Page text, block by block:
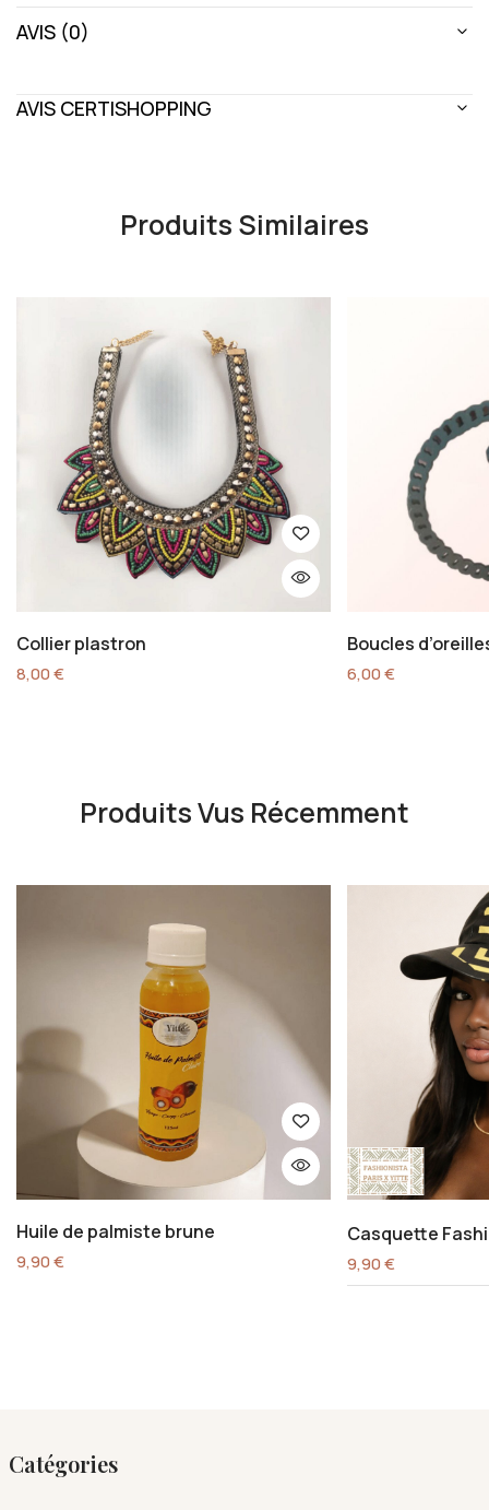
AVIS (0)
AVIS CERTISHOPPING
Produits Similaires
Collier plastron
8,00€
Boucles
6,00€
Produits Vus Récemment
Huile de palmiste brune
9,90€
Casquette
9,90€
Catégories